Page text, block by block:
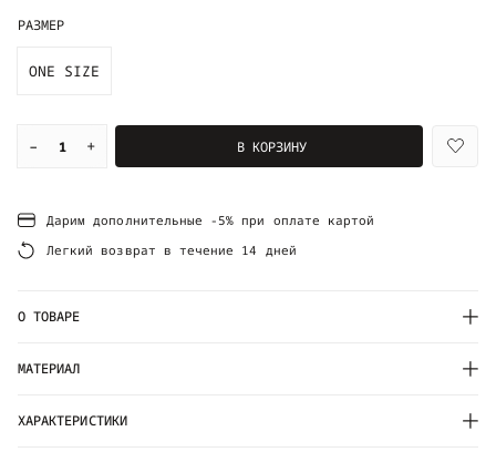
РАЗМЕР
ONE SIZE
– + В КОРЗИНУ
Дарим дополнительные -5% при оплате картой
Легкий возврат в течение 14 дней
О ТОВАРЕ
МАТЕРИАЛ
ХАРАКТЕРИСТИКИ